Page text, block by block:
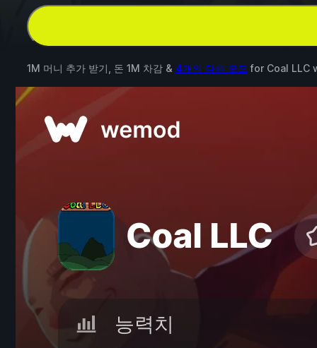
1M 머니 추가 받기, 돈 1M 차감 & 4개의 다른 모드 for Coal LLC